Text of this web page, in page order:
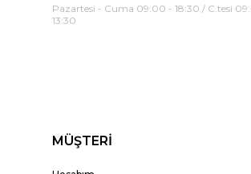
Pazartesi - Cuma 09:00 - 18:30 / C.tesi
13:30
MÜŞTERİ